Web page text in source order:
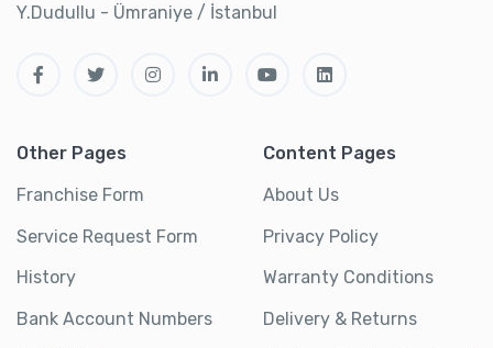
Y.Dudullu - Ümraniye / İstanbul
Other Pages
Franchise Form
Service Request Form
History
Bank Account Numbers
Content Pages
About Us
Privacy Policy
Warranty Conditions
Delivery & Returns